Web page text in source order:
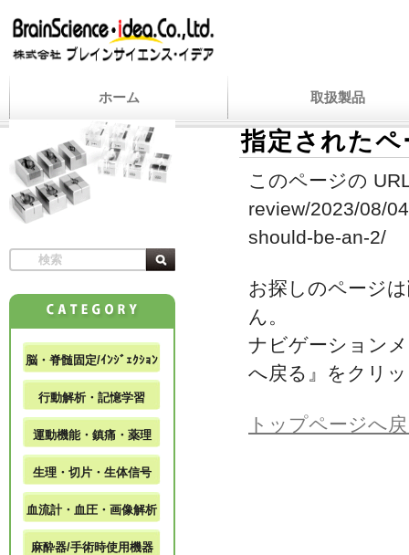
ホーム 取扱製品
指定された
このページの
review/2023/08/
should-be-an-2/
お探しのページ
ん。
ナビゲーション
へ戻る』をクリ
トップページへ
脳・脊髄固定/ｲﾝｼﾞｪｸｼｮﾝ
行動解析・記憶学習
運動機能・鎮痛・薬理
生理・切片・生体信号
血流計・血圧・画像解析
麻酔器/手術時使用機器